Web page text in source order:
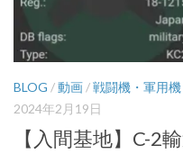
BLOG /動画 /戦闘機・軍用機
2024年2月19日
【入間基地】C-2